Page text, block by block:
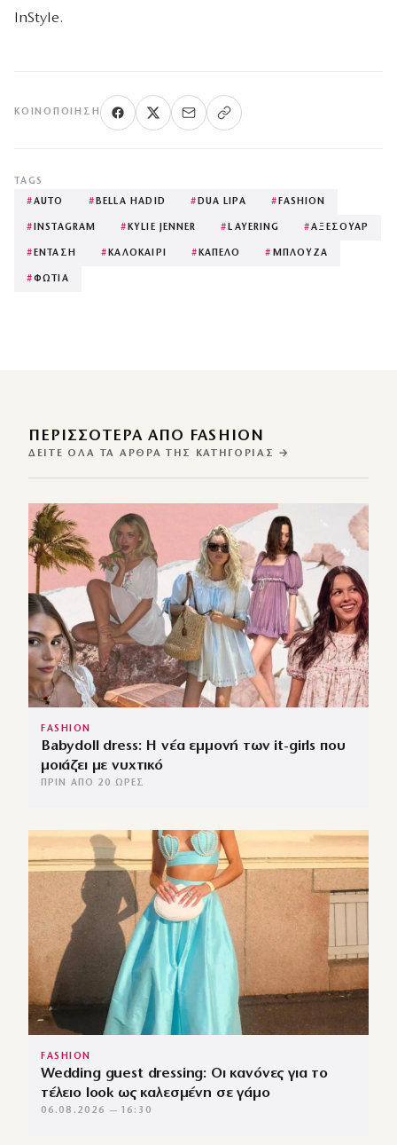
InStyle.
ΚΟΙΝΟΠΟΊΗΣΗ
TAGS
#AUTO # BELLA HADID # DUA LIPA # FASHION
# INSTAGRAM # KYLIE JENNER # LAYERING #ΑΞΕΣΟΥΑΡ
# ΕΝΤΑΣΗ # ΚΑΛΟΚΑΙΡΙ # ΚΑΠΕΛΟ # ΜΠΛΟΥΖΑ
#ΦΩΤΙΑ
ΠΕΡΙΣΣΌΤΕΡΑ ΑΠΌ FASHION
ΔΕΊΤΕ ΌΛΑ ΤΑ ΆΡΘΡΑ ΤΗΣ ΚΑΤΗΓΟΡΊΑΣ →
FASHION
Babydoll dress: Η νέα εμμονή των it-girls που
μοιάζει με νυχτικό
ΠΡΙΝ ΑΠΌ 20 ΏΡΕΣ
FASHION
Wedding guest dressing: Οι κανόνες για το
τέλειο look ως καλεσμένη σε γάμο
06.08.2026 — 16:30